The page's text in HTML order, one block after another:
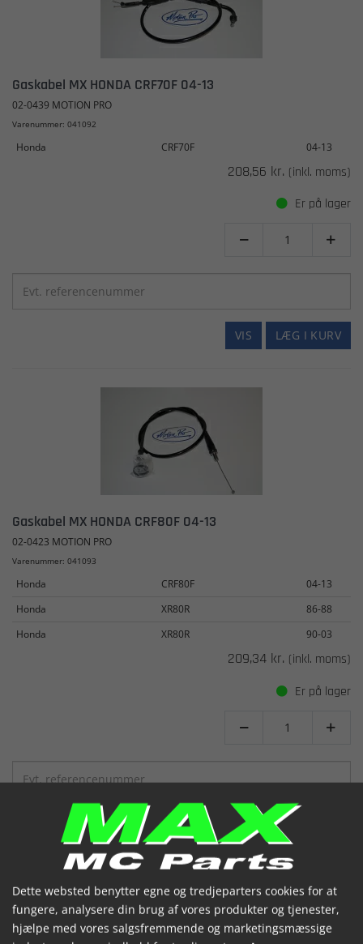
Gaskabel MX HONDA CRF70F 04-13
02-0439 MOTION PRO
Varenummer: 041092
Honda CRF70F 04-13
208,56 kr. (inkl. moms)
Er på lager
 
LÆG I KURV
VIS
Gaskabel MX HONDA CRF80F 04-13
02-0423 MOTION PRO
Varenummer: 041093
Honda CRF80F
04-13
Honda
XR80R
86-88
Honda
XR80R 90-03
209,34 kr. (inkl. moms)
Er på lager
 
LÆG I KURV
VIS
Dette websted benytter egne og tredjeparters cookies for at
fungere, analysere din brug af vores produkter og tjenester,
hjælpe med vores salgsfremmende og marketingsmæssige